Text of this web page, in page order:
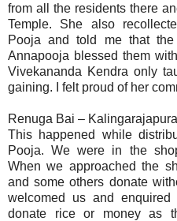
from all the residents there
Temple. She also
Pooja and told me that
Annapooja blessed them
Vivekananda Kendra only
gaining. I felt proud of her
Renuga Bai –
This happened while
Pooja. We were in the
When we approached the
and some others donate
welcomed us and
donate rice or money as